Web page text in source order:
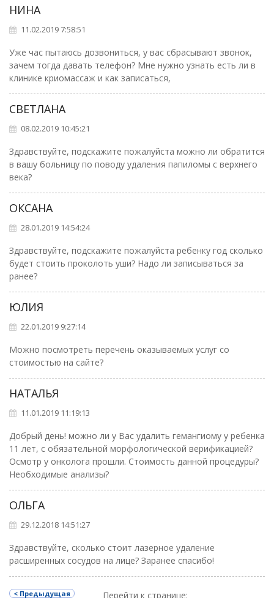
НИНА
11.02.2019 7:58:51
Уже час пытаюсь дозвониться, у вас сбрасывают звонок,
зачем тогда давать телефон? Мне нужно узнать есть ли в
клинике криомассаж и как записаться,
СВЕТЛАНА
08.02.2019 10:45:21
Здравствуйте, подскажите пожалуйста можно ли обратится
в вашу больницу по поводу удаления папиломы с верхнего
века?
ОКСАНА
28.01.2019 14:54:24
Здравствуйте, подскажите пожалуйста ребенку год сколько
будет стоить проколоть уши? Надо ли записываться за
ранее?
ЮЛИЯ
22.01.2019 9:27:14
Можно посмотреть перечень оказываемых услуг со
стоимостью на сайте?
НАТАЛЬЯ
11.01.2019 11:19:13
Добрый день! можно ли у Вас удалить гемангиому у ребенка
11 лет, с обязательной морфологической верификацией?
Осмотр у онколога прошли. Стоимость данной процедуры?
Необходимые анализы?
ОЛЬГА
29.12.2018 14:51:27
Здравствуйте, сколько стоит лазерное удаление
расширенных сосудов на лице? Заранее спасибо!
Перейти к странице:
< Предыдущая